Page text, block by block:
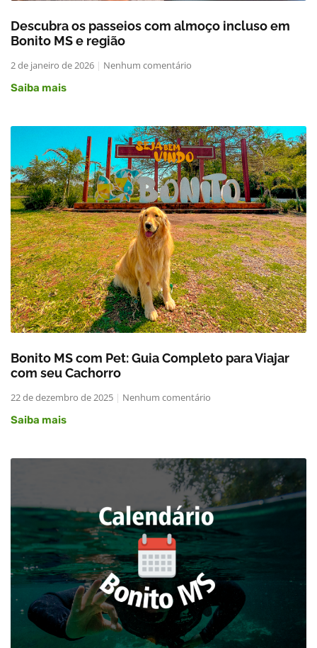
Descubra os passeios com almoço incluso em
Bonito MS e região
2 de janeiro de 2026
Nenhum comentário
Saiba mais
Bonito MS com Pet: Guia Completo para Viajar
com seu Cachorro
22 de dezembro de 2025
Nenhum comentário
Saiba mais